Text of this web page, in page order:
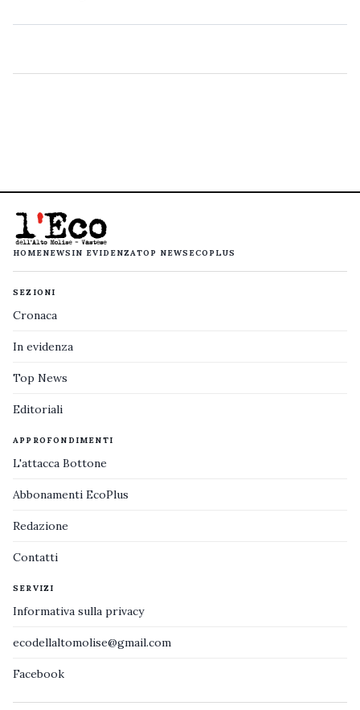
HOMENEWS IN EVIDENZATOP NEWS ECOPLUS
SEZIONI
Cronaca
In evidenza
Top News
Editoriali
APPROFONDIMENTI
L'attacca Bottone
Abbonamenti EcoPlus
Redazione
Contatti
SERVIZI
Informativa sulla privacy
ecodellaltomolise@gmail.com
Facebook